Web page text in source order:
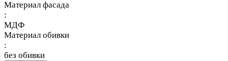
Материал фасада
:
МДФ
Материал обивки
:
без обивки